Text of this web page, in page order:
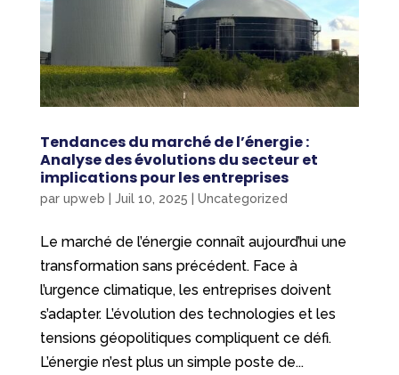
Tendances du marché de l’énergie :
Analyse des évolutions du secteur et
implications pour les entreprises
par upweb Juil 10, 2025 Uncategorized
Le marché de l’énergie connaît aujourd’hui une
transformation sans précédent. Face à
l’urgence climatique, les entreprises doivent
s’adapter. L’évolution des technologies et les
tensions géopolitiques compliquent ce défi.
L’énergie n’est plus un simple poste de...